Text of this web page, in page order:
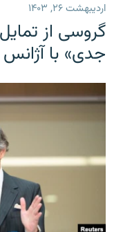
اردیبهشت ۲۶, ۱۴۰۳
گروسی از
جدی» با آژانس